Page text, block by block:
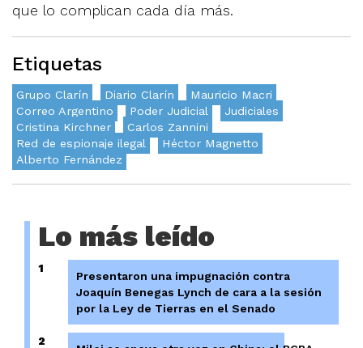
que lo complican cada día más.
Etiquetas
Grupo Clarín Diario Clarín
Mauricio Macri
Correo Argentino
Poder Judicial
Judiciales
Cristina Kirchner
Carlos Zannini
Red de espionaje ilegal
Héctor Magnetto
Alberto Fernández
Lo más leído
1
Presentaron una impugnación contra
Joaquín Benegas Lynch de cara a la sesión
por la Ley de Tierras en el Senado
2